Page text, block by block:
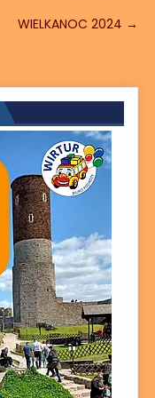
WIELKANOC 2024 →